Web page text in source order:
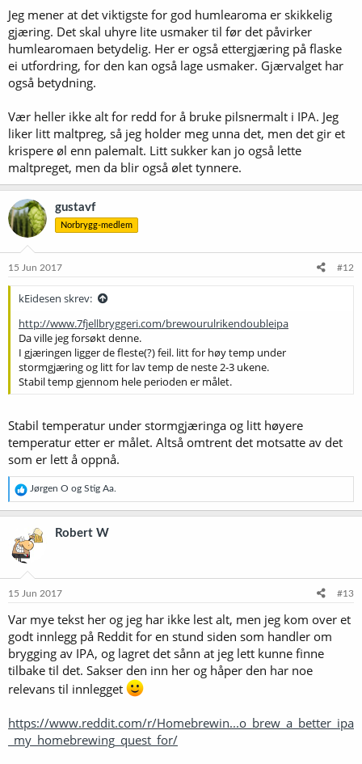
Jeg mener at det viktigste for god humlearoma er skikkelig
gjæring. Det skal uhyre lite usmaker til før det påvirker
humlearomaen betydelig. Her er også ettergjæring på flaske
ei utfordring, for den kan også lage usmaker. Gjærvalget har
også betydning.
Vær heller ikke alt for redd for å bruke pilsnermalt i IPA. Jeg
liker litt maltpreg, så jeg holder meg unna det, men det gir et
krispere øl enn palemalt. Litt sukker kan jo også lette
maltpreget, men da blir også ølet tynnere.
gustavf
Norbrygg-medlem
15 Jun 2017 #12
kEidesen skrev:
http://www.7fjellbryggeri.com/brewourulrikendoubleipa
Da ville jeg forsøkt denne.
I gjæringen ligger de fleste(?) feil. litt for høy temp under
stormgjæring og litt for lav temp de neste 2-3 ukene.
Stabil temp gjennom hele perioden er målet.
Stabil temperatur under stormgjæringa og litt høyere
temperatur etter er målet. Altså omtrent det motsatte av det
som er lett å oppnå.
R
e
a
s
j
e
:
Jørgen O og Stig Aa.
Robert W
15 Jun 2017 #13
Var mye tekst her og jeg har ikke lest alt, men jeg kom over et
godt innlegg på Reddit for en stund siden som handler om
brygging av IPA, og lagret det sånn at jeg lett kunne finne
tilbake til det. Sakser den inn her og håper den har noe
relevans til innlegget
https://www.reddit.com/r/Homebrewin...o_brew_a_better_ipa
_my_homebrewing_quest_for/